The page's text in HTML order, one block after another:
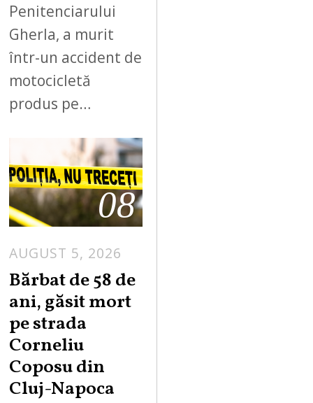
Penitenciarului
Gherla, a murit
într-un accident de
motocicletă
produs pe…
08
AUGUST 5, 2026
Bărbat de 58 de
ani, găsit mort
pe strada
Corneliu
Coposu din
Cluj-Napoca